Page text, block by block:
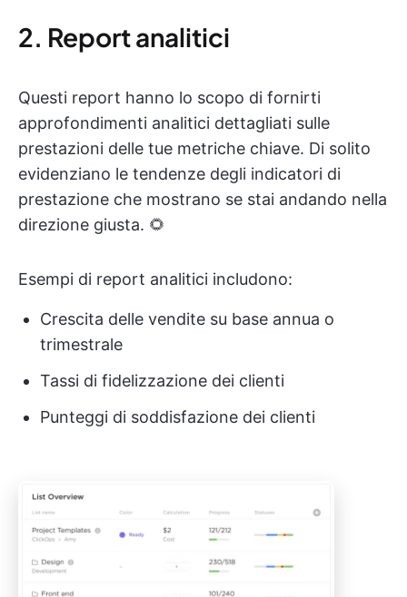
2. Report analitici
Questi report hanno lo scopo di fornirti
approfondimenti analitici dettagliati sulle
prestazioni delle tue metriche chiave. Di solito
evidenziano le tendenze degli indicatori di
prestazione che mostrano se stai andando nella
direzione giusta. 🌻
Esempi di report analitici includono:
Crescita delle vendite su base annua o
trimestrale
Tassi di fidelizzazione dei clienti
Punteggi di soddisfazione dei clienti